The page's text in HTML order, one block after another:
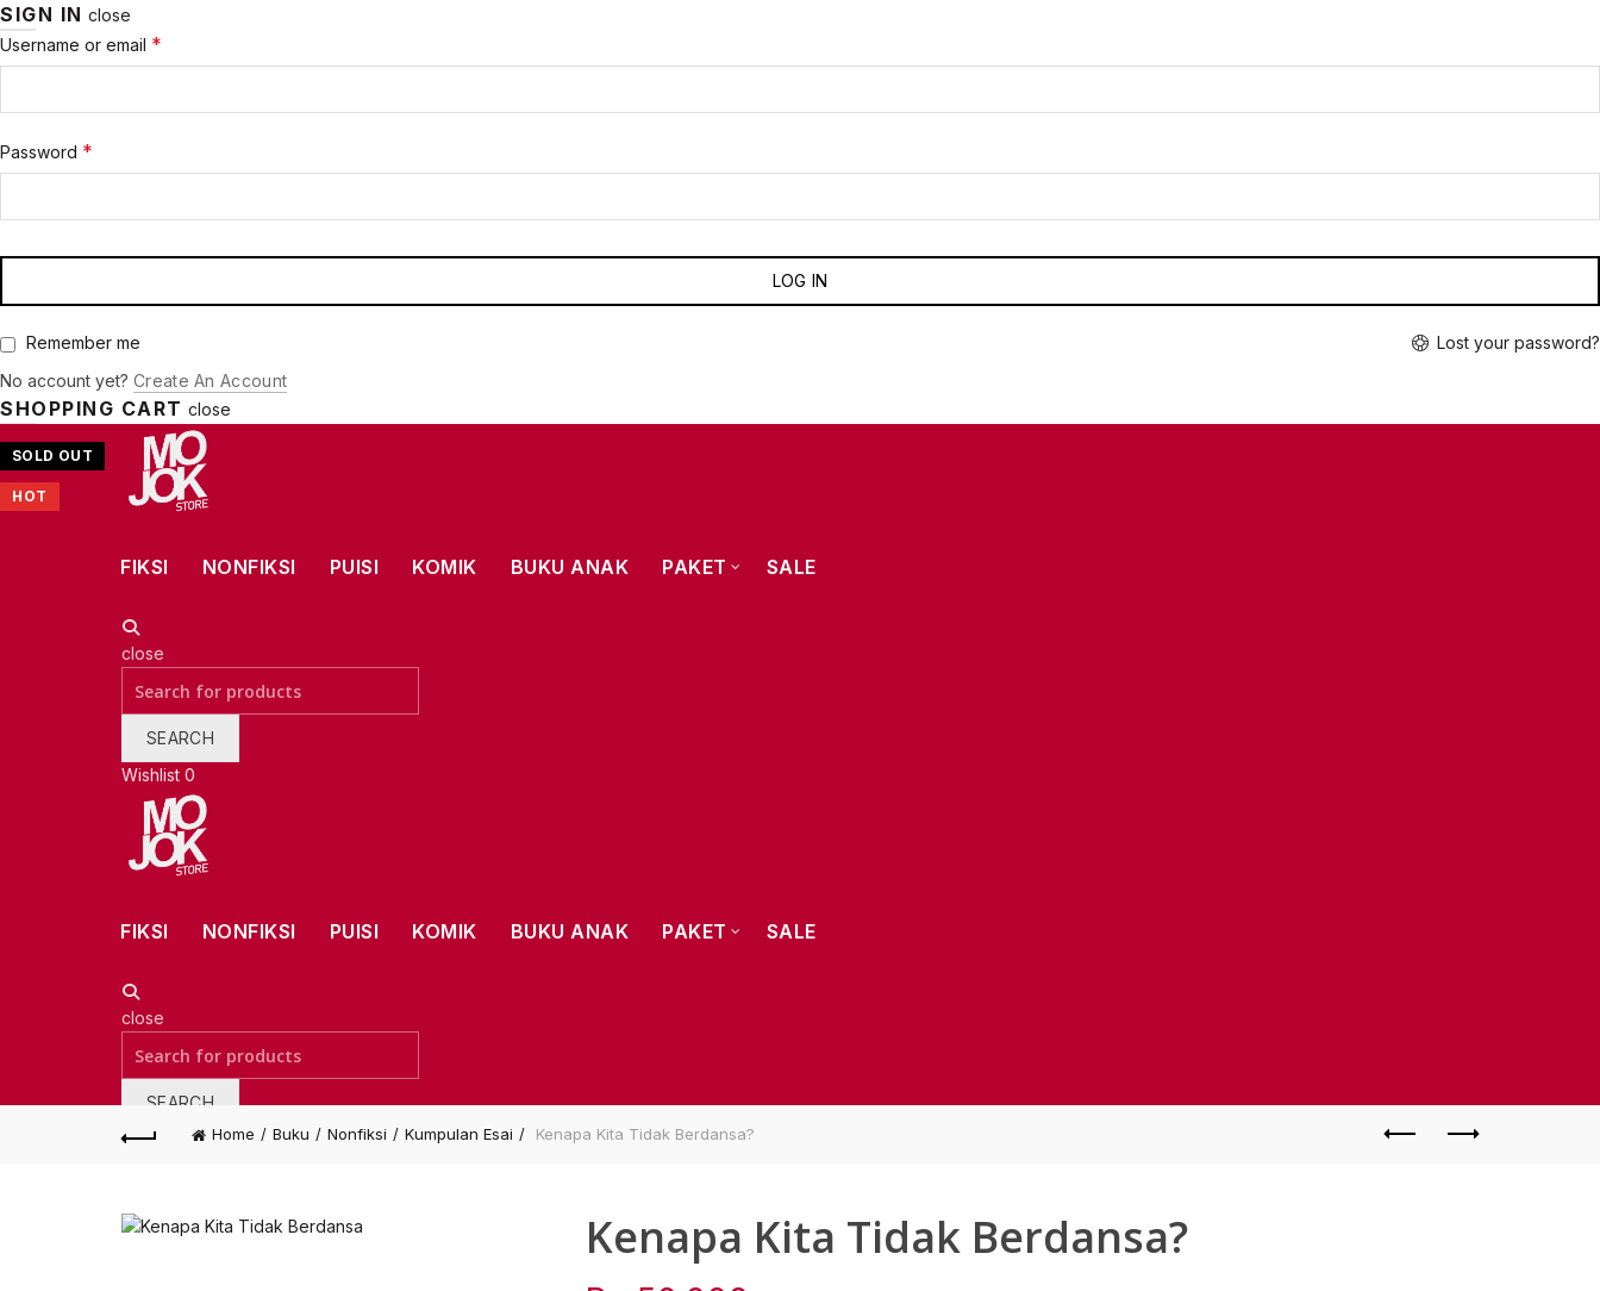
SIGN IN close
Username or email *
Password *
LOG IN
Lost your password?
Remember me
No account yet? Create An Account
SHOPPING CART close
FIKSI NONFIKSI PUISI KOMIK BUKU ANAK PAKET SALE
close
for:
SEARCH
Wishlist 0
FIKSI NONFIKSI PUISI KOMIK BUKU ANAK PAKET SALE
close
for:
SEARCH
Wishlist
0 Home Buku Nonfiksi Kumpulan Esai Kenapa Kita Tidak Berdansa?
Kenapa Kita Tidak Berdansa?
SOLD OUT
SOLD OUT
SOLD OUT
-20%
HOT
-20%
SOLD OUT
SOLD OUT
SOLD OUT
SOLD OUT
SOLD OUT